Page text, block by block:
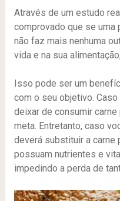
Através de um estudo
comprovado que se uma
não faz mais nenhuma
vida e na sua
Isso pode ser um
com o seu objetivo.
deixar de consumir carne
meta. Entretanto, caso
deverá substituir a carne
possuam nutrientes e
impedindo a perda de